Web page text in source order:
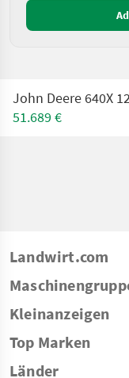
51.689 €
Landwirt.com
Kleinanzeigen
Top Marken
Länder